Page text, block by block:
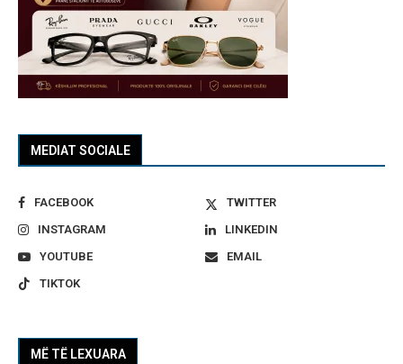
MEDIAT SOCIALE
FACEBOOK
TWITTER
INSTAGRAM
LINKEDIN
YOUTUBE
EMAIL
TIKTOK
MË TË LEXUARA